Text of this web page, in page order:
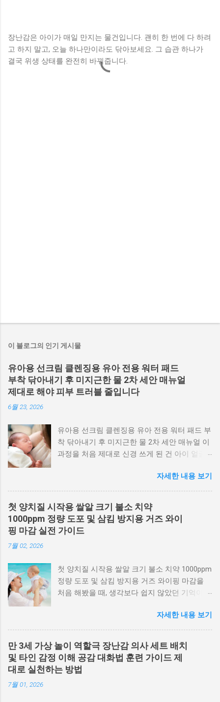
장난감은 아이가 매일 만지는 물건입니다. 괜히 한 번에 다 하려
고 하지 말고, 오늘 하나만이라도 닦아보세요. 그 습관 하나가
결국 위생 상태를 완전히 바꿔줍니다.
이 블로그의 인기 게시물
유아용 선크림 클렌징용 유아 전용 워터 패드
부착 닦아내기 후 미지근한 물 2차 세안 매뉴얼
제대로 해야 피부 트러블 줄입니다
6월 23, 2026
유아용 선크림 클렌징용 유아 전용 워터 패드 부
착 닦아내기 후 미지근한 물 2차 세안 매뉴얼 이
과정을 처음 제대로 신경 쓰게 된 건 아이 얼굴
다. 그냥 물로만 씻기거나 대충 닦아내면 괜찮겠
지 했는데, 선크림 잔여물이 피부에 남으면서 모
공을 막고 자극을 주는 상황 이 반복되더라고요.
오늘 제가 준비한 포스팅에서는 유아 피부에
부담을 최소화하면서도 선크림을 제대로 제거
하는 방법, 워터 패드 활용법과 2차 세안까지 실
기 쉬운 부분 유아용 선크림은 순하다고 알려
져 있지만, 기본적으로 자외선 차단을 위해 피부
위에 막을 형성하는 구조입니다. 이 막이 제대로
다. 특히 아이들은 땀과 피지 분비가 활발하기
때문에 선크림과 섞이면서 더 끈적한 상태가 됩
니다. 이 상태를 방치하면 피부 자극으로 이어질
수 있습니다. 실제 3세 아이를 키우는 부모 사
례에서는 세안을 간단히 했을 때는 문제없던 피
자세한 내용 보기
첫 양치질 시작용 쌀알 크기 불소 치약
1000ppm 정량 도포 및 삼킴 방지용 거즈 와이
핑 마감 실전 가이드
7월 02, 2026
첫 양치질 시작용 쌀알 크기 불소 치약 1000ppm
정량 도포 및 삼킴 방지용 거즈 와이핑 마감을
처음 해봤을 때, 생각보다 쉽지 않았던 기억이
오고, 아이가 바로 삼켜버릴까 봐 긴장되더라고
요. 실제로 몇 번 시행착오를 겪으면서 느낀 건
첫 양치질은 기술보다 ‘양 조절과 마무리 관
리’가 훨씬 중요하다 는 점이었습니다. 특히 영
아 단계에서는 뱉는 능력이 부족하기 때문에 도
포량과 마감 방식이 결과를 완전히 좌우합니다.
자세한 내용 보기
만 3세 가상 놀이 역할극 장난감 의사 세트 배치
및 타인 감정 이해 공감 대화법 훈련 가이드 제
대로 실천하는 방법
7월 01, 2026